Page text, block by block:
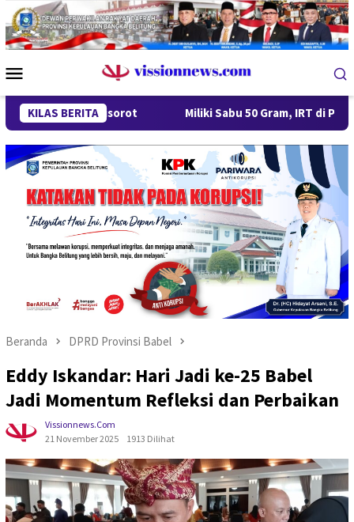
Loncat
ke
konten
Mobile
KILAS BERITA
Disorot Miliki Sabu 50 Gram, IRT di Pangkalpinang
Beranda DPRD Provinsi Babel
Eddy Iskandar: Hari Jadi ke-25 Babel
Jadi Momentum Refleksi dan Perbaikan
Vissionnews.com
21 November 2025
1913 Dilihat